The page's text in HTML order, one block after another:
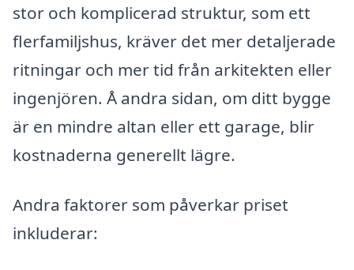
stor och komplicerad struktur, som ett
flerfamiljshus, kräver det mer detaljerade
ritningar och mer tid från arkitekten eller
ingenjören. Å andra sidan, om ditt bygge
är en mindre altan eller ett garage, blir
kostnaderna generellt lägre.
Andra faktorer som påverkar priset
inkluderar: